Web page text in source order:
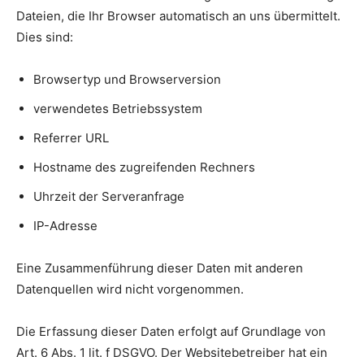
Dateien, die Ihr Browser automatisch an uns übermittelt.
Dies sind:
Browsertyp und Browserversion
verwendetes Betriebssystem
Referrer URL
Hostname des zugreifenden Rechners
Uhrzeit der Serveranfrage
IP-Adresse
Eine Zusammenführung dieser Daten mit anderen
Datenquellen wird nicht vorgenommen.
Die Erfassung dieser Daten erfolgt auf Grundlage von
Art. 6 Abs. 1 lit. f DSGVO. Der Websitebetreiber hat ein